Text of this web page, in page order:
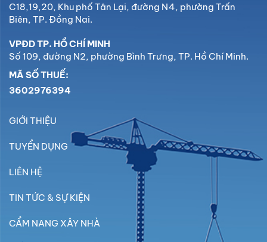
C18,19,20, Khu phố Tân Lại, đường N4, phường Trấn
Biên, TP. Đồng Nai.
VPĐD TP. HỒ CHÍ MINH
Số 109, đường N2, phường Bình Trưng, TP. Hồ Chí Minh.
MÃ SỐ THUẾ:
3602976394
GIỚI THIỆU
TUYỂN DỤNG
LIÊN HỆ
TIN TỨC & SỰ KIỆN
CẨM NANG XÂY NHÀ